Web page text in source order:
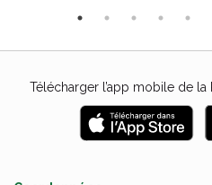
Télécharger l’app mobile de